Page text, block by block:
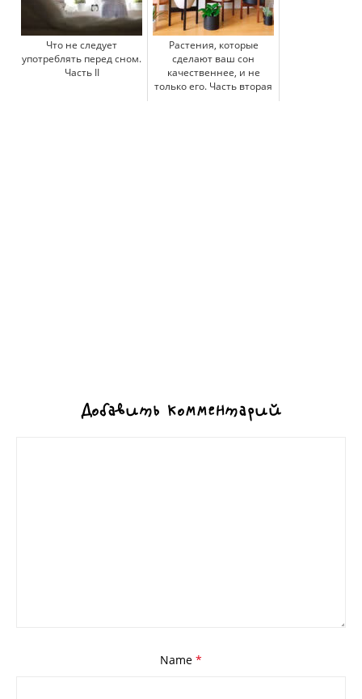
Что не следует
употреблять перед сном.
Часть II
Растения, которые
сделают ваш сон
качественнее, и не
только его. Часть вторая
Добавить комментарий
Name *